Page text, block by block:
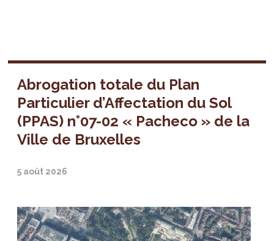
Abrogation totale du Plan
Particulier d’Affectation du Sol
(PPAS) n°07-02 « Pacheco » de la
Ville de Bruxelles
5 août 2026